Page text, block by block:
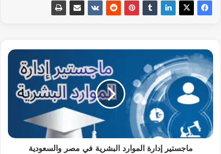
ماجستير
إدارة
الموارد
البشرية
في
مصر
والسعودية
والامارات
ماجستير إدارة الموارد البشرية في مصر والسعودية